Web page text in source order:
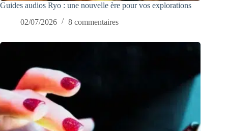
Guides audios Ryo : une nouvelle ère pour vos explorations
02/07/2026
8 commentaires